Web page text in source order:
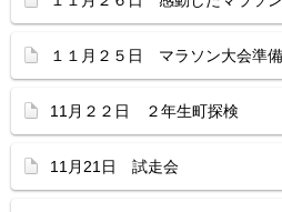
１１月２５日 マラソン大会準備
11月２２日 ２年生町探検
11月21日 試走会